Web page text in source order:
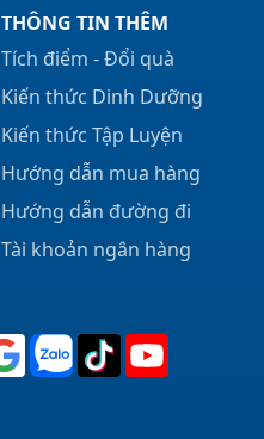
THÔNG TIN THÊM
Tích điểm - Đổi quà
Kiến thức Dinh Dưỡng
Kiến thức Tập Luyện
Hướng dẫn mua hàng
Hướng dẫn đường đi
Tài khoản ngân hàng